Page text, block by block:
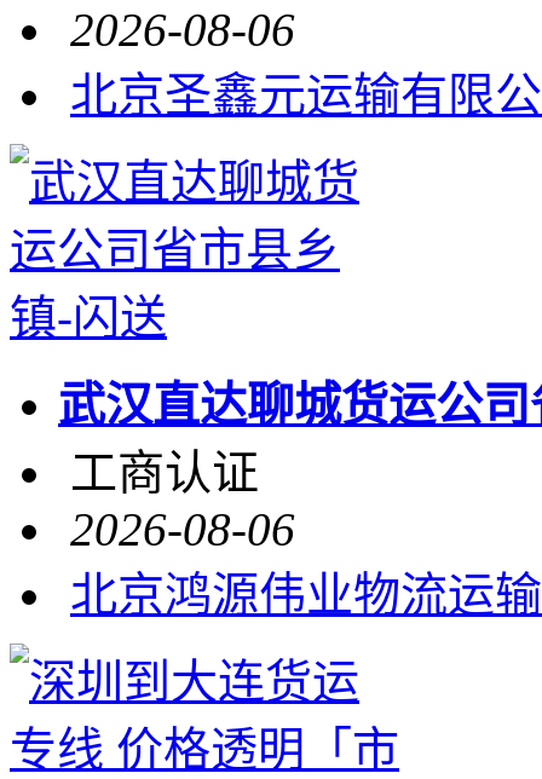
2026-08-06
北京圣鑫元运输有限
武汉直达聊城货运公
工商认证
2026-08-06
北京鸿源伟业物流运